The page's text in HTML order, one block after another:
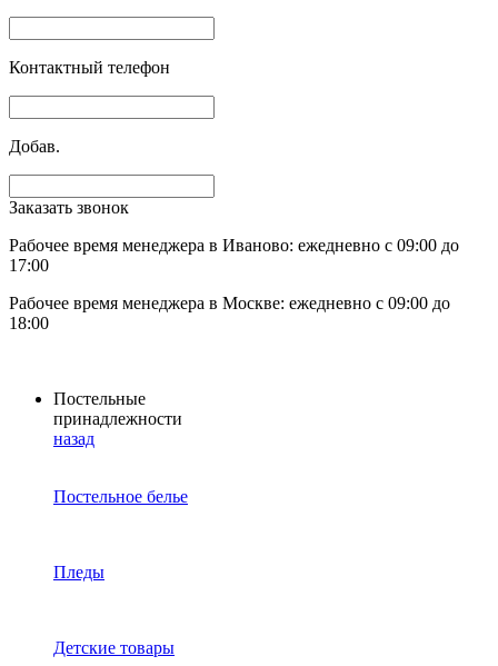
Контактный телефон
Добав.
Заказать звонок
Рабочее время менеджера в Иваново: ежедневно с 09:00 до
17:00
Рабочее время менеджера в Москве: ежедневно с 09:00 до
18:00
Постельные
принадлежности
назад
Постельное белье
Пледы
Детские товары